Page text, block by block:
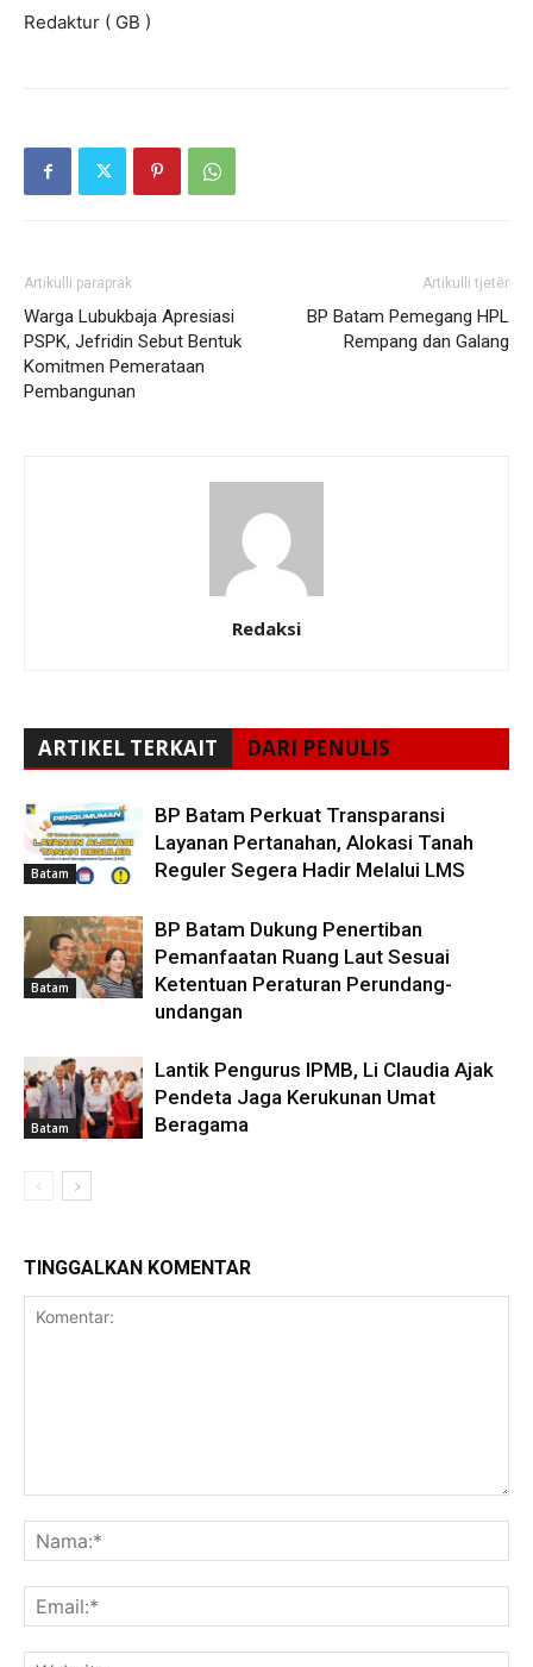
Redaktur ( GB )
Artikulli paraprak
Warga Lubukbaja Apresiasi
PSPK, Jefridin Sebut Bentuk
Komitmen Pemerataan
Pembangunan
Artikulli tjetër
BP Batam Pemegang HPL
Rempang dan Galang
Redaksi
ARTIKEL TERKAIT DARI PENULIS
Batam
BP Batam Perkuat Transparansi
Layanan Pertanahan, Alokasi Tanah
Reguler Segera Hadir Melalui LMS
Batam
BP Batam Dukung Penertiban
Pemanfaatan Ruang Laut Sesuai
Ketentuan Peraturan Perundang-
undangan
Batam
Lantik Pengurus IPMB, Li Claudia Ajak
Pendeta Jaga Kerukunan Umat
Beragama
TINGGALKAN KOMENTAR